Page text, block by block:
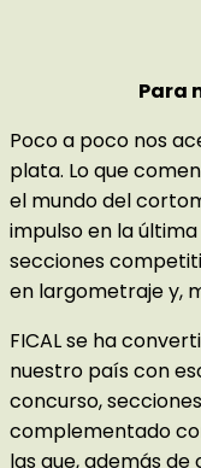
Para
Poco a poco nos
plata. Lo que
el mundo del
impulso en la
secciones
en largometraje y,
FICAL se ha
nuestro país con
concurso,
complementado
las que, además